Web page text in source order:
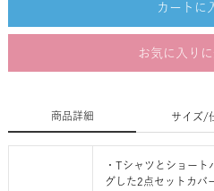
カートに
お気に入り
商品詳細 サイズ/
・Tシャツとショー
グした2点セットカバ